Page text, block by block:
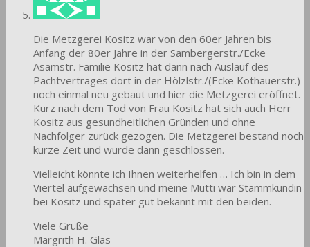
Die Metzgerei Kositz war von den 60er Jahren bis
Anfang der 80er Jahre in der Sambergerstr./Ecke
Asamstr. Familie Kositz hat dann nach Auslauf des
Pachtvertrages dort in der Hölzlstr./(Ecke Kothauerstr.)
noch einmal neu gebaut und hier die Metzgerei eröffnet.
Kurz nach dem Tod von Frau Kositz hat sich auch Herr
Kositz aus gesundheitlichen Gründen und ohne
Nachfolger zurück gezogen. Die Metzgerei bestand noch
kurze Zeit und wurde dann geschlossen.
Vielleicht könnte ich Ihnen weiterhelfen … Ich bin in dem
Viertel aufgewachsen und meine Mutti war Stammkundin
bei Kositz und später gut bekannt mit den beiden.
Viele Grüße
Margrith H. Glas